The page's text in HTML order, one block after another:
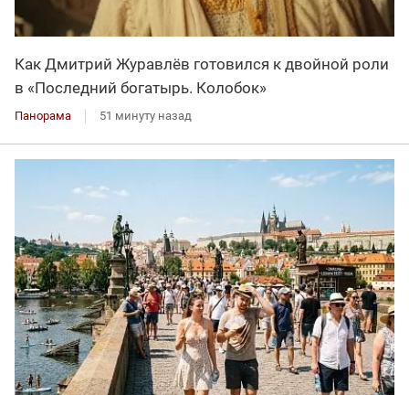
Как Дмитрий Журавлёв готовился к двойной роли
в «Последний богатырь. Колобок»
Панорама 51 минуту назад